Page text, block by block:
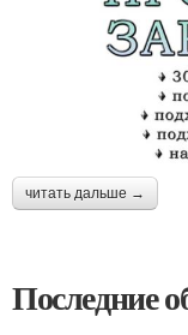
читать дальше →
Последние